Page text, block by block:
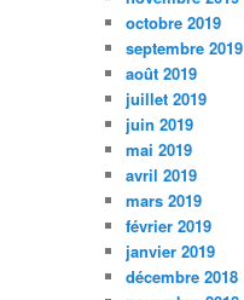
octobre 2019
septembre 2019
août 2019
juillet 2019
juin 2019
mai 2019
avril 2019
mars 2019
février 2019
janvier 2019
décembre 2018